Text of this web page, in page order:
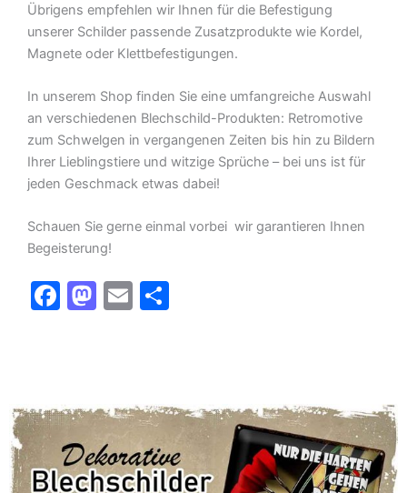
Übrigens empfehlen wir Ihnen für die Befestigung
unserer Schilder passende Zusatzprodukte wie Kordel,
Magnete oder Klettbefestigungen.
In unserem Shop finden Sie eine umfangreiche Auswahl
an verschiedenen Blechschild-Produkten: Retromotive
zum Schwelgen in vergangenen Zeiten bis hin zu Bildern
Ihrer Lieblingstiere und witzige Sprüche – bei uns ist für
jeden Geschmack etwas dabei!
Schauen Sie gerne einmal vorbei  wir garantieren Ihnen
Begeisterung!
F
b
o
o
M
d
o
n
E